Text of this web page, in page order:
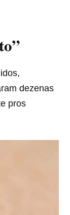
dezenas
pros